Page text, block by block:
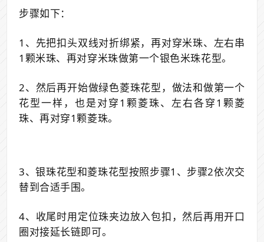
步骤如下：
1、先把扣头双线对折绑紧，再对穿米珠、左右串
1颗米珠、再对穿米珠做第一个银色米珠花型。
2、然后再开始做绿色菱珠花型，做法和做第一个
花型一样，也是对穿1颗菱珠、左右各穿1颗菱
珠、再对穿1颗菱珠。
3、银珠花型和菱珠花型按照步骤1、步骤2依次交
替到合适手围。
4、收尾时用定位珠夹边放入包扣，然后再用开口
圈对接延长链即可。